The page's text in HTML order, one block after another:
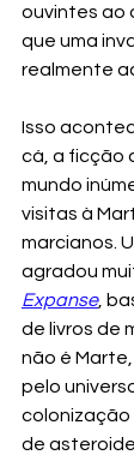
ouvintes ao
que uma
realmente
Isso
cá, a ficção
mundo
visitas à
marcianos.
agradou
Expanse,
de livros de
não é
pelo
colonização
de